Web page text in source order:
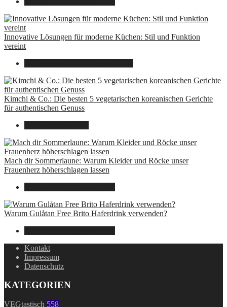
Innovative Lösungen für moderne Küchen: Stil und Funktion
vereint
Kimchi & Co.: Die besten 5 vegetarischen koreanischen Gerichte
für authentischen Genuss
Mach dir Sommerlaune: Warum Kleider und Röcke unser
Frauenherz höherschlagen lassen
Warum Gulåtan Free Brito Haferdrink verwenden?
Kontakt
Impressum
Datenschutz
KATEGORIEN
VEGtastisch 558